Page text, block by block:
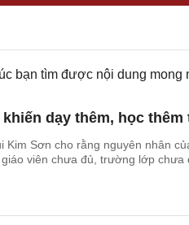
bạn tìm được nội dung mong
dạy thêm, học thêm
Kim Sơn cho rằng nguyên nhân
viên chưa đủ, trường lớp chưa